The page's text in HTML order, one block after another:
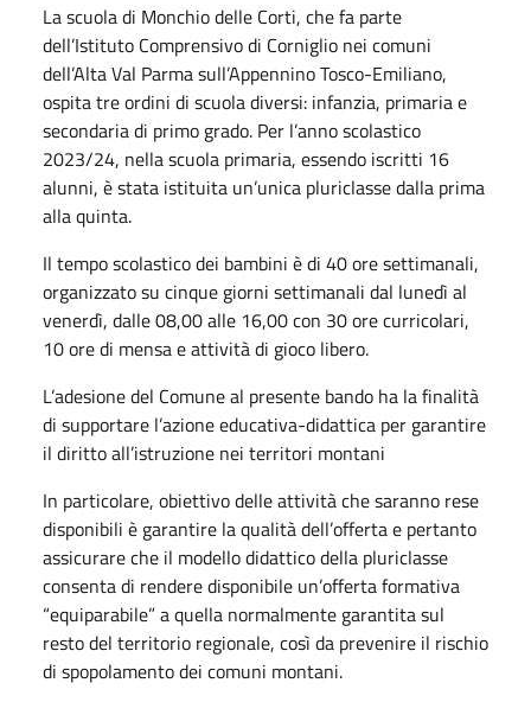
La scuola di Monchio delle Corti, che fa parte
dell’Istituto Comprensivo di Corniglio nei comuni
dell’Alta Val Parma sull’Appennino Tosco-Emiliano,
ospita tre ordini di scuola diversi: infanzia, primaria e
secondaria di primo grado. Per l’anno scolastico
2023/24, nella scuola primaria, essendo iscritti 16
alunni, è stata istituita un’unica pluriclasse dalla prima
alla quinta.
Il tempo scolastico dei bambini è di 40 ore settimanali,
organizzato su cinque giorni settimanali dal lunedì al
venerdì, dalle 08,00 alle 16,00 con 30 ore curricolari,
10 ore di mensa e attività di gioco libero.
L’adesione del Comune al presente bando ha la finalità
di supportare l’azione educativa-didattica per garantire
il diritto all’istruzione nei territori montani
In particolare, obiettivo delle attività che saranno rese
disponibili è garantire la qualità dell’offerta e pertanto
assicurare che il modello didattico della pluriclasse
consenta di rendere disponibile un’offerta formativa
“equiparabile” a quella normalmente garantita sul
resto del territorio regionale, così da prevenire il rischio
di spopolamento dei comuni montani.